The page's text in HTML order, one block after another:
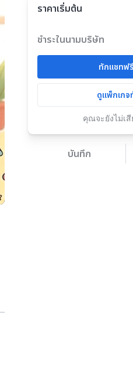
ราคาเริ่มต้น
ชำระในนามบริษัท
ทักแชทฟ
ดูแพ็กเก
คุณจะยังไม่เ
บันทึก